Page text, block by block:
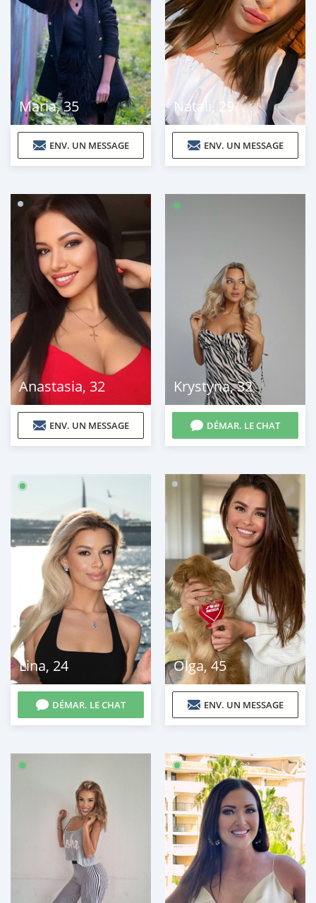
Maria,35
ENV. UN MESSAGE
Natali 29
ENV. UN MESSAGE
Anastasia, 32
ENV. UN MESSAGE
Krystyna,32
DÉMAR. LE CHAT
Lina, 24
DÉMAR. LE CHAT
Olga,45
ENV. UN MESSAGE